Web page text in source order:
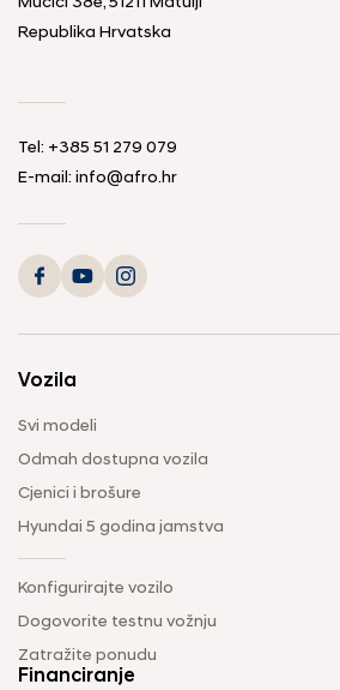
Republika Hrvatska
Tel: +385 51 279 079
E-mail: info@afro.hr
Vozila
Svi modeli
Odmah dostupna vozila
Cjenici i brošure
Hyundai 5 godina jamstva
Konfigurirajte vozilo
Dogovorite testnu vožnju
Zatražite ponudu
Financiranje